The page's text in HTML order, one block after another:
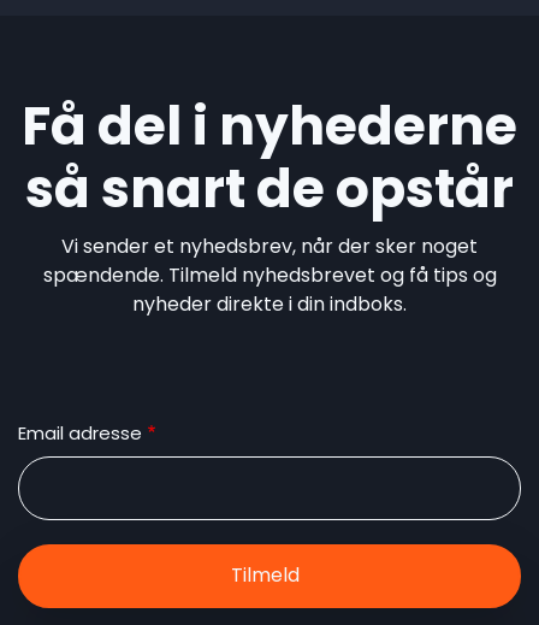
Få del i nyhederne
så snart de opstår
Vi sender et nyhedsbrev, når der sker noget
spændende. Tilmeld nyhedsbrevet og få tips og
nyheder direkte i din indboks.
Email adresse